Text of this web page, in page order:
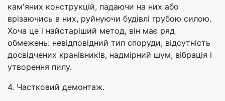
кам'яних конструкцій, падаючи на них або
врізаючись в них, руйнуючи будівлі грубою силою.
Хоча це і найстаріший метод, він має ряд
обмежень: невідповідний тип споруди, відсутність
досвідчених кранівників, надмірний шум, вібрація і
утворення пилу.
4. Частковий демонтаж.